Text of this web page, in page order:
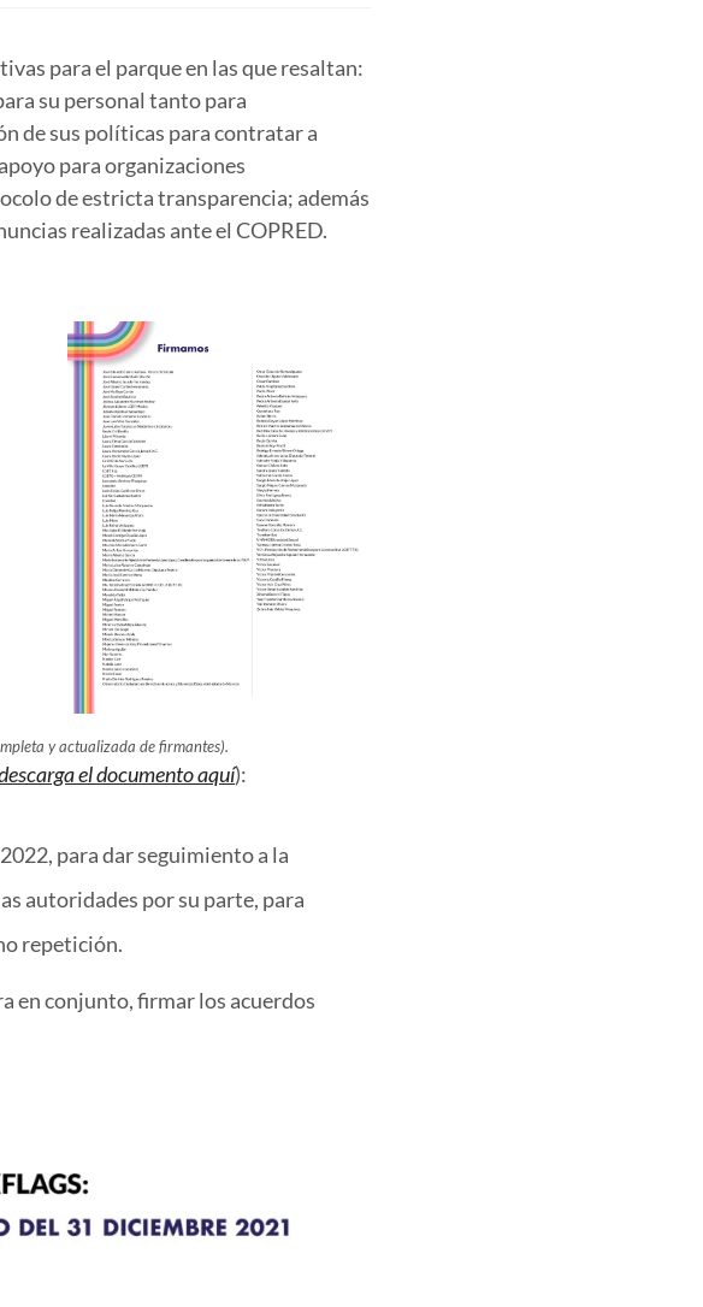
para el parque en las que resaltan:
su personal tanto para
de sus políticas para contratar a
para organizaciones
de estricta transparencia; además
realizadas ante el COPRED.
y actualizada de firmantes).
el documento aquí):
para dar seguimiento a la
autoridades por su parte, para
repetición.
en conjunto, firmar los acuerdos